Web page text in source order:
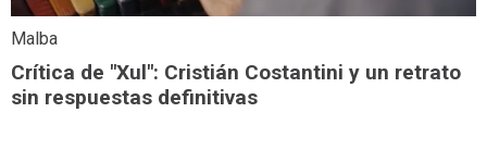
Malba
Crítica de "Xul": Cristián Costantini y un retrato
sin respuestas definitivas